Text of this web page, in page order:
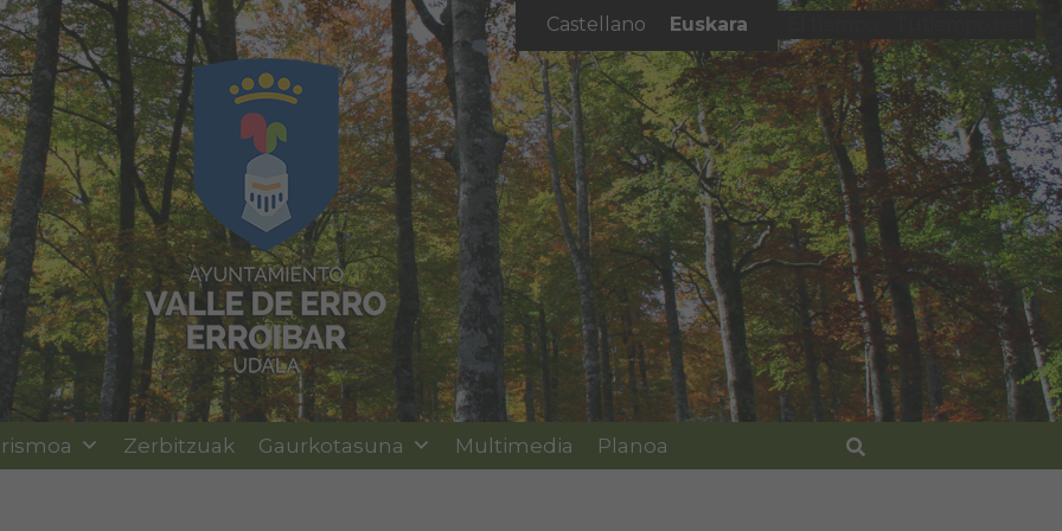
Castellano Euskara
Zerbitzuak Gaurkotasuna Multimedia Planoa
Bilatu